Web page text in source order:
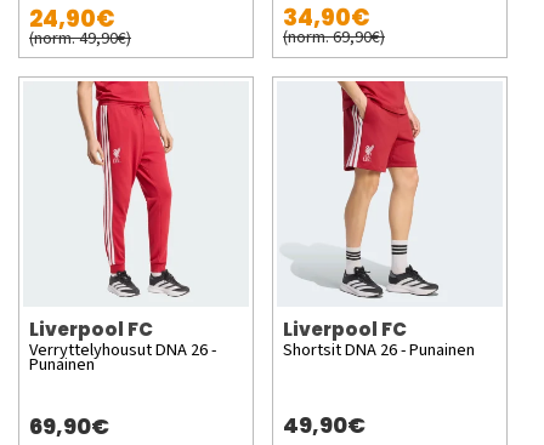
24,90€
(norm. 49,90€)
34,90€
(norm. 69,90€)
Liverpool FC
Verryttelyhousut DNA 26 -
Punainen
69,90€
Liverpool FC
Shortsit DNA 26 - Punainen
49,90€